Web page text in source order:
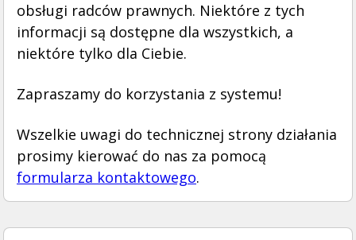
obsługi radców prawnych. Niektóre z tych
informacji są dostępne dla wszystkich, a
niektóre tylko dla Ciebie.
Zapraszamy do korzystania z systemu!
Wszelkie uwagi do technicznej strony działania
prosimy kierować do nas za pomocą
formularza kontaktowego.